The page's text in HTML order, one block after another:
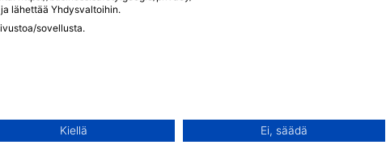
lähettää Yhdysvaltoihin.
sovellusta.
Kiellä Ei, säädä